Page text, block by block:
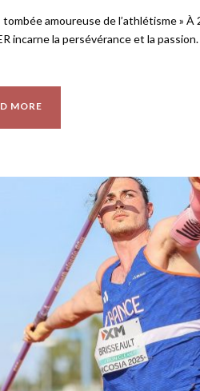
tombée amoureuse de l’athlétisme » À
incarne la persévérance et la
MORE